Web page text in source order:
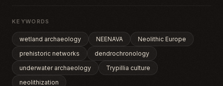
KEYWORDS
wetland archaeology NEENAVA
Neolithic Europe
prehistoric networks
dendrochronology
underwater archaeology
Trypillia culture
neolithization